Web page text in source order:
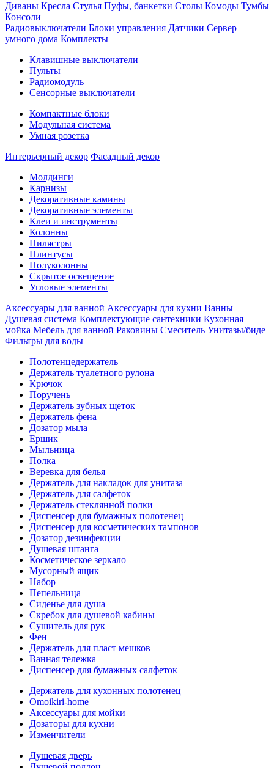
Диваны Кресла Стулья Пуфы, банкетки Столы Комоды Тумбы
Консоли
Радиовыключатели Блоки управления Датчики Сервер
умного дома Комплекты
Клавишные выключатели
Пульты
Радиомодуль
Сенсорные выключатели
Компактные блоки
Модульная система
Умная розетка
Интерьерный декор Фасадный декор
Молдинги
Карнизы
Декоративные камины
Декоративные элементы
Клеи и инструменты
Колонны
Пилястры
Плинтусы
Полуколонны
Скрытое освещение
Угловые элементы
Аксессуары для ванной Аксессуары для кухни Ванны
Душевая система Комплектующие сантехники Кухонная
мойка Мебель для ванной Раковины Смеситель Унитазы/биде
Фильтры для воды
Полотенцедержатель
Держатель туалетного рулона
Крючок
Поручень
Держатель зубных щеток
Держатель фена
Дозатор мыла
Eршик
Мыльница
Полка
Веревка для белья
Держатель для накладок для унитаза
Держатель для салфеток
Держатель стеклянной полки
Диспенсер для бумажных полотенец
Диспенсер для косметических тампонов
Дозатор дезинфекции
Душевая штанга
Косметическое зеркало
Мусорный ящик
Набор
Пепельница
Сиденье для душа
Скребок для душевой кабины
Сушитель для рук
Фен
Держатель для пласт мешков
Ванная тележка
Диспенсер для бумажных салфеток
Держатель для кухонных полотенец
Omoikiri-home
Аксессуары для мойки
Дозаторы для кухни
Изменчители
Душевая дверь